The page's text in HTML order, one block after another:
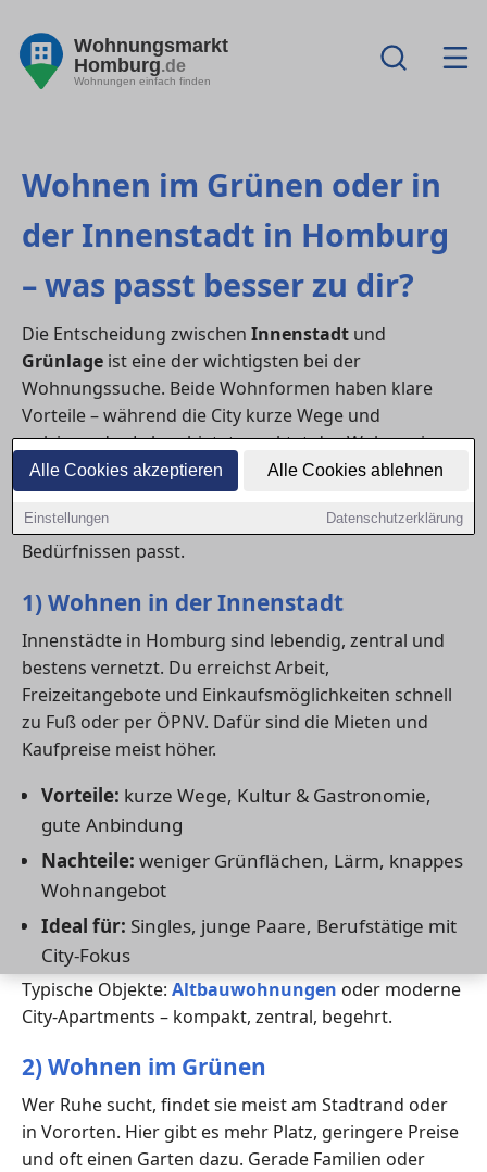
Alle Cookies akzeptieren Alle Cookies ablehnen
Einstellungen Datenschutzerklärung
Wohnungsmarkt
Homburg.de
Wohnungen einfach finden
Wohnen im Grünen oder in
der Innenstadt in Homburg
– was passt besser zu dir?
Die Entscheidung zwischen Innenstadt und
Grünlage ist eine der wichtigsten bei der
Wohnungssuche. Beide Wohnformen haben klare
Vorteile – während die City kurze Wege und
pulsierendes Leben bietet, punktet das Wohnen im
Grünen mit Ruhe, Platz und Natur. Wer eine
Wohnung mietenoder ein
sollte genau abwägen, was zu den eigenen
Bedürfnissen passt.
1) Wohnen in der Innenstadt
Innenstädte in Homburg sind lebendig, zentral und
bestens vernetzt. Du erreichst Arbeit,
Freizeitangebote und Einkaufsmöglichkeiten schnell
zu Fuß oder per ÖPNV. Dafür sind die Mieten und
Kaufpreise meist höher.
Vorteile: kurze Wege, Kultur & Gastronomie,
gute Anbindung
Nachteile: weniger Grünflächen, Lärm, knappes
Wohnangebot
Ideal für: Singles, junge Paare, Berufstätige mit
City-Fokus
Typische Objekte: Altbauwohnungen oder moderne
City-Apartments – kompakt, zentral, begehrt.
2) Wohnen im Grünen
Wer Ruhe sucht, findet sie meist am Stadtrand oder
in Vororten. Hier gibt es mehr Platz, geringere Preise
und oft einen Garten dazu. Gerade Familien oder